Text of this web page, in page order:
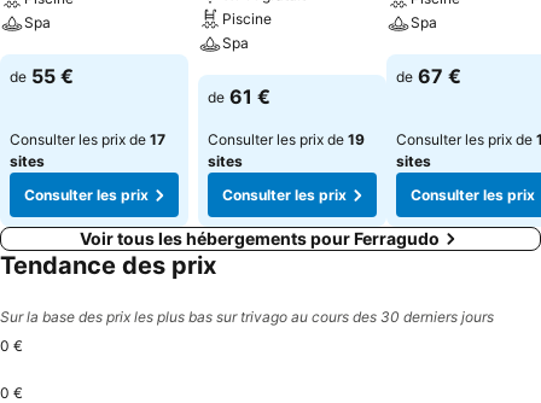
de fitness. Un espace wellness proposant un spa est disponible sur
place.
Spa
Consulter les prix
de 55 €
Consulter les prix de 17
sites
Consulter les prix
Piscine
Spa
Consulter les prix
de 61 €
Consulter les prix de 19
sites
Consulter les prix
Spa
Consulter les
de 67 €
Consulter les prix de
sites
Consulter les prix
Voir tous les hébergements pour Ferragudo
Tendance des prix
Sur la base des prix les plus bas sur trivago au cours des 30 derniers jours
0 €
0 €